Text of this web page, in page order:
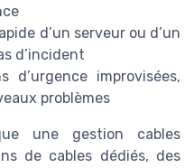
d’un serveur ou d’un
d’incident
d’urgence improvisées,
problèmes
une gestion cables
de cables dédiés, des